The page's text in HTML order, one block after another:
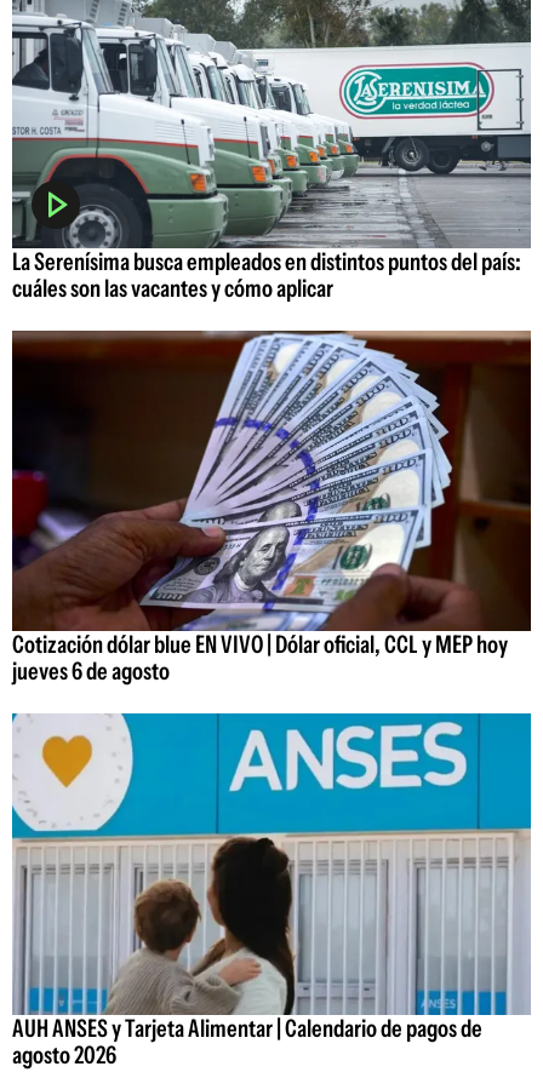
La Serenísima busca empleados en distintos puntos del país:
cuáles son las vacantes y cómo aplicar
Cotización dólar blue EN VIVO | Dólar oficial, CCL y MEP hoy
jueves 6 de agosto
AUH ANSES y Tarjeta Alimentar | Calendario de pagos de
agosto 2026